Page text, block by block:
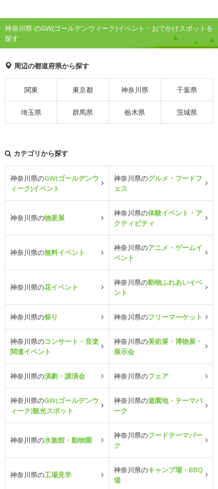
神奈川県 のGW(ゴールデンウィーク)イベント・おでかけスポットを
探す
周辺の都道府県から探す
関東 東京都 神奈川県 千葉県
埼玉県 群馬県 栃木県 茨城県
カテゴリから探す
神奈川県のGW(ゴールデンウ
ィーク)イベント
神奈川県のグルメ・フードフ
ェス
神奈川県の物産展
神奈川県の体験イベント・ア
クティビティ
神奈川県の無料イベント
神奈川県のアニメ・ゲームイ
ベント
神奈川県の花イベント
神奈川県の動物ふれあいイベ
ント
神奈川県の祭り 神奈川県のフリーマーケット
神奈川県のコンサート・音楽
関連イベント
神奈川県の美術展・博物展・
展示会
神奈川県の演劇・講演会 神奈川県のフェア
神奈川県のGW(ゴールデンウ
ィーク)観光スポット
神奈川県の遊園地・テーマパ
ーク
神奈川県の水族館・動物園
神奈川県のフードテーマパー
ク
神奈川県の工場見学
神奈川県のキャンプ場・BBQ
場